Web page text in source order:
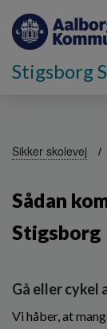
Stigsborg
Sikker skolevej
Sådan
Stigsborg
Gå eller cykel
Vi håber, at